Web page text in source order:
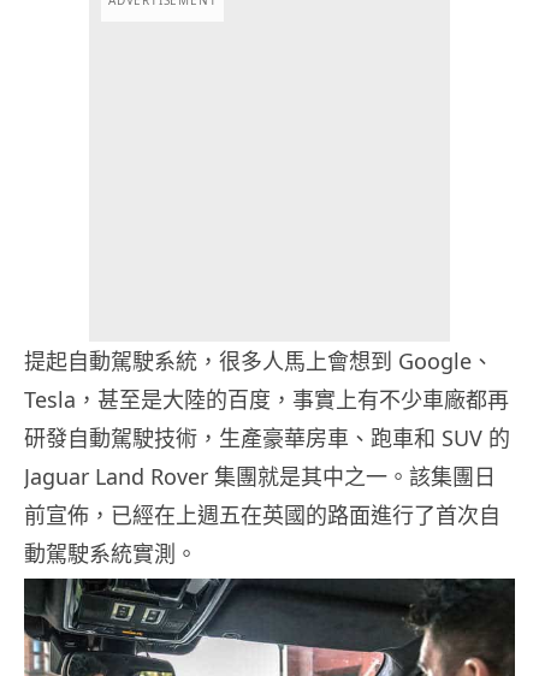
提起自動駕駛系統，很多人馬上會想到 Google、
Tesla，甚至是大陸的百度，事實上有不少車廠都再
研發自動駕駛技術，生產豪華房車、跑車和 SUV 的
Jaguar Land Rover 集團就是其中之一。該集團日
前宣佈，已經在上週五在英國的路面進行了首次自
動駕駛系統實測。